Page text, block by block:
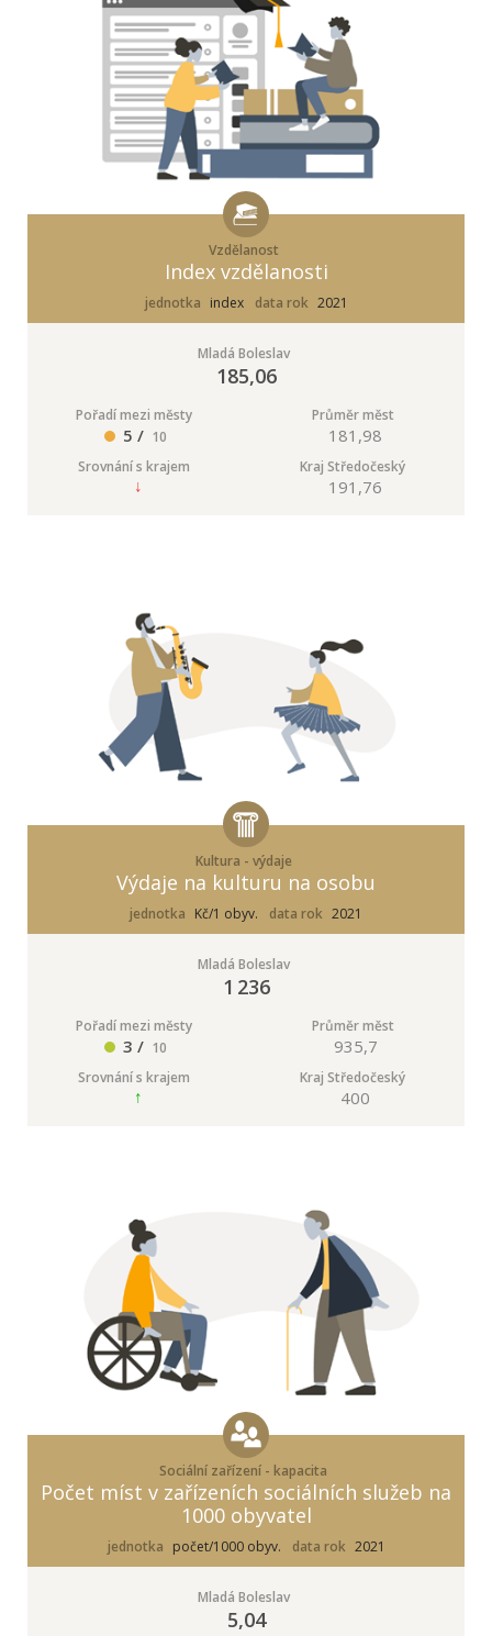
Vzdělanost
Index vzdělanosti
jednotka index data rok 2021
Mladá Boleslav
185,06
Pořadí mezi městy
5 / 10
Průměr měst
181,98
Srovnání s krajem Kraj Středočeský
191,76
Kultura - výdaje
Výdaje na kulturu na osobu
jednotka Kč/1 obyv. data rok 2021
Mladá Boleslav
1 236
Pořadí mezi městy
3 / 10
Průměr měst
935,7
Srovnání s krajem Kraj Středočeský
400
Sociální zařízení - kapacita
Počet míst v zařízeních sociálních služeb na
1000 obyvatel
jednotka počet/1000 obyv. data rok 2021
Mladá Boleslav
5,04